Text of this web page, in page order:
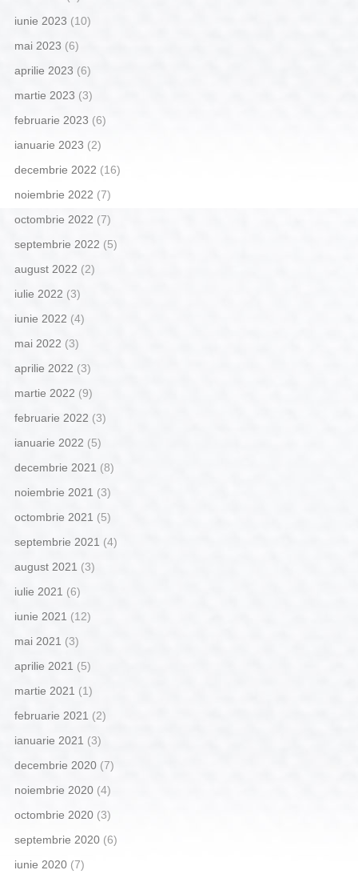
iunie 2023 (10)
mai 2023 (6)
aprilie 2023 (6)
martie 2023 (3)
februarie 2023 (6)
ianuarie 2023 (2)
decembrie 2022 (16)
noiembrie 2022 (7)
octombrie 2022 (7)
septembrie 2022 (5)
august 2022 (2)
iulie 2022 (3)
iunie 2022 (4)
mai 2022 (3)
aprilie 2022 (3)
martie 2022 (9)
februarie 2022 (3)
ianuarie 2022 (5)
decembrie 2021 (8)
noiembrie 2021 (3)
octombrie 2021 (5)
septembrie 2021 (4)
august 2021 (3)
iulie 2021 (6)
iunie 2021 (12)
mai 2021 (3)
aprilie 2021 (5)
martie 2021 (1)
februarie 2021 (2)
ianuarie 2021 (3)
decembrie 2020(7)
noiembrie 2020(4)
octombrie 2020(3)
septembrie 2020(6)
iunie 2020(7)